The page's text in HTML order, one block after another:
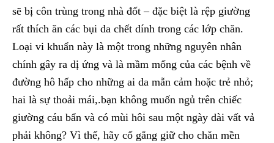
sẽ bị côn trùng trong nhà đốt – đặc biệt là rệp giường
rất thích ăn các bụi da chết dính trong các lớp chăn.
Loại vi khuẩn này là một trong những nguyên nhân
chính gây ra dị ứng và là mầm mống của các bệnh về
đường hô hấp cho những ai da mẫn cảm hoặc trẻ nhỏ;
hai là sự thoải mái,.bạn không muốn ngủ trên chiếc
giường cáu bẩn và có mùi hôi sau một ngày dài vất vả
phải không? Vì thế, hãy cố gắng giữ cho chăn mền